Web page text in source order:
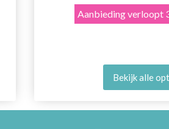
Aanbieding verloopt
Bekijk alle